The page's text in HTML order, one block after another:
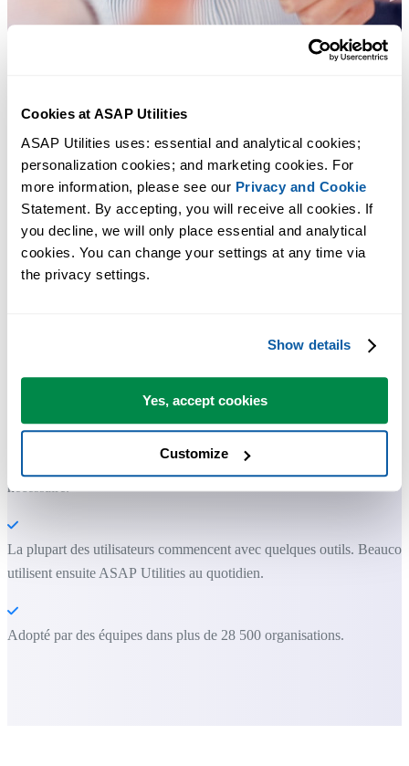
Cookies at ASAP Utilities
ASAP Utilities uses: essential and analytical cookies;
personalization cookies; and marketing cookies. For
more information, please see our Privacy and Cookie
Statement. By accepting, you will receive all cookies. If
you decline, we will only place essential and analytical
cookies. You can change your settings at any time via
the privacy settings.
Show details
Yes, accept cookies
Customize
Des outils pratiques que beaucoup d'utilisateurs d'Excel aimeraient
avoir directement dans Excel.
ASAP Utilities vous aide à gagner du temps et à faire des choses
qu'Excel seul ne permet pas.
Vous pouvez commencer immédiatement. Aucune formation
nécessaire.
La plupart des utilisateurs commencent avec quelques outils.
utilisent ensuite ASAP Utilities au quotidien.
Adopté par des équipes dans plus de 28 500 organisations.